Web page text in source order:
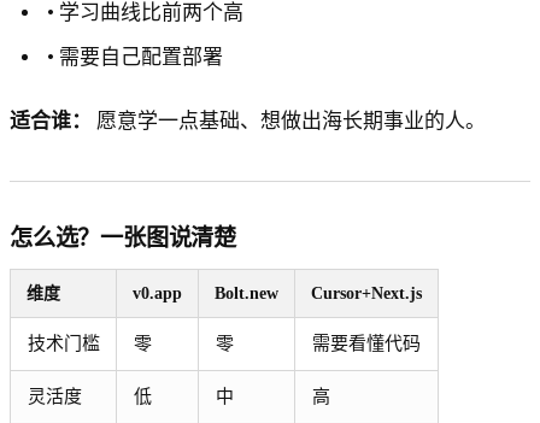
• 学习曲线比前两个高
• 需要自己配置部署
适合谁： 愿意学一点基础、想做出海长期事业的人。
怎么选？一张图说清楚
维度 v0.app Bolt.new Cursor+Next.js
技术门槛 零 零 需要看懂代码
灵活度 低 中 高